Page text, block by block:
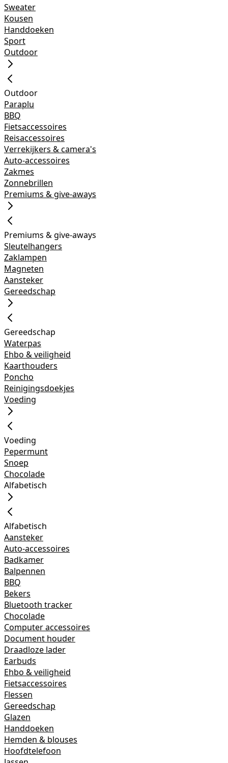
Sweater
Kousen
Handdoeken
Sport
Outdoor
Outdoor
Paraplu
BBQ
Fietsaccessoires
Reisaccessoires
Verrekijkers & camera's
Auto-accessoires
Zakmes
Zonnebrillen
Premiums & give-aways
Premiums & give-aways
Sleutelhangers
Zaklampen
Magneten
Aansteker
Gereedschap
Gereedschap
Waterpas
Ehbo & veiligheid
Kaarthouders
Poncho
Reinigingsdoekjes
Voeding
Voeding
Pepermunt
Snoep
Chocolade
Alfabetisch
Alfabetisch
Aansteker
Auto-accessoires
Badkamer
Balpennen
BBQ
Bekers
Bluetooth tracker
Chocolade
Computer accessoires
Document houder
Draadloze lader
Earbuds
Ehbo & veiligheid
Fietsaccessoires
Flessen
Gereedschap
Glazen
Handdoeken
Hemden & blouses
Hoofdtelefoon